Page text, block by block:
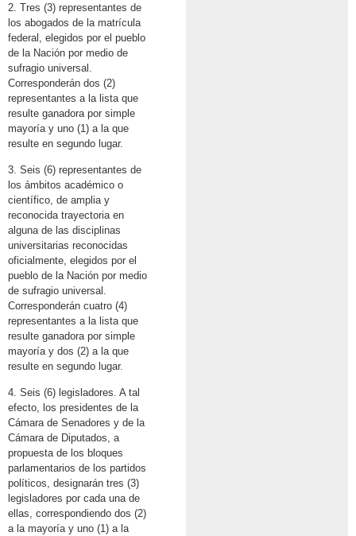
2. Tres (3) representantes de
los abogados de la matrícula
federal, elegidos por el pueblo
de la Nación por medio de
sufragio universal.
Corresponderán dos (2)
representantes a la lista que
resulte ganadora por simple
mayoría y uno (1) a la que
resulte en segundo lugar.
3. Seis (6) representantes de
los ámbitos académico o
científico, de amplia y
reconocida trayectoria en
alguna de las disciplinas
universitarias reconocidas
oficialmente, elegidos por el
pueblo de la Nación por medio
de sufragio universal.
Corresponderán cuatro (4)
representantes a la lista que
resulte ganadora por simple
mayoría y dos (2) a la que
resulte en segundo lugar.
4. Seis (6) legisladores. A tal
efecto, los presidentes de la
Cámara de Senadores y de la
Cámara de Diputados, a
propuesta de los bloques
parlamentarios de los partidos
políticos, designarán tres (3)
legisladores por cada una de
ellas, correspondiendo dos (2)
a la mayoría y uno (1) a la